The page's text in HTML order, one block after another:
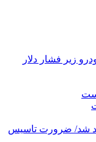
فقط ۲.۹ درصد / خودرو زیر فشار دلار